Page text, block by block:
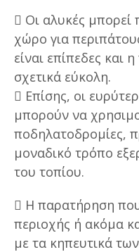
 Οι αλυκές
χώρο για
είναι επίπεδες και
σχετικά εύκολη.
 Επίσης, οι
μπορούν να
ποδηλατοδρομίες,
μοναδικό τρόπο
του τοπίου.
 Η παρατήρηση
περιοχής ή ακόμα
με τα κηπευτικά